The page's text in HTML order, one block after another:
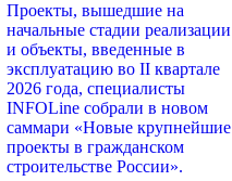
Проекты, вышедшие на
начальные стадии реализации
и объекты, введенные в
эксплуатацию во II квартале
2026 года, специалисты
INFOLine собрали в новом
саммари «Новые крупнейшие
проекты в гражданском
строительстве России».